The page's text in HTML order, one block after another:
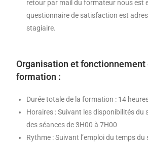
retour par mail du formateur nous est
questionnaire de satisfaction est
stagiaire.
Organisation et fonctionnement
formation :
Durée totale de la formation : 14
Horaires : Suivant les disponibilités du
des séances de 3H00 à 7H00
Rythme : Suivant l’emploi du temps du